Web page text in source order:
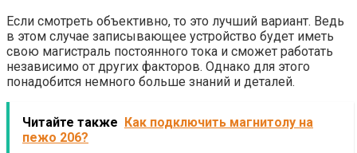
Если смотреть объективно, то это лучший вариант. Ведь
в этом случае записывающее устройство будет иметь
свою магистраль постоянного тока и сможет работать
независимо от других факторов. Однако для этого
понадобится немного больше знаний и деталей.
Читайте также Как подключить магнитолу на
пежо 206?